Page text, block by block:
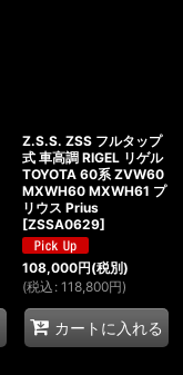
Z.S.S. ZSS フルタップ
式 車高調 RIGEL リゲル
TOYOTA 60系 ZVW60
MXWH60 MXWH61 プ
リウス Prius
[ZSSA0629]
108,000円(税別)
(税込 : 118,800円)
カートに入れる